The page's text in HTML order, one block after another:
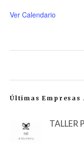
Ver Calendario
Últimas Empresas
TALLER